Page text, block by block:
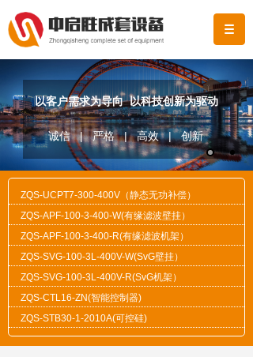
诚信 | 严格 | 高效 | 创新
以客户需求为导向 以科技创新为驱动
ZQS-UCPT7-300-400V（静态无功补偿）
ZQS-APF-100-3-400-W(有缘滤波壁挂）
ZQS-APF-100-3-400-R(有缘滤波机架）
ZQS-SVG-100-3L-400V-W(SvG壁挂）
ZQS-SVG-100-3L-400V-R(SvG机架）
ZQS-CTL16-ZN(智能控制器)
ZQS-STB30-1-2010A(可控硅)